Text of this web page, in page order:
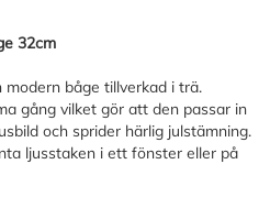
32cm
båge tillverkad i trä.
gång vilket gör att den passar in
och sprider härlig julstämning.
ljusstaken i ett fönster eller på